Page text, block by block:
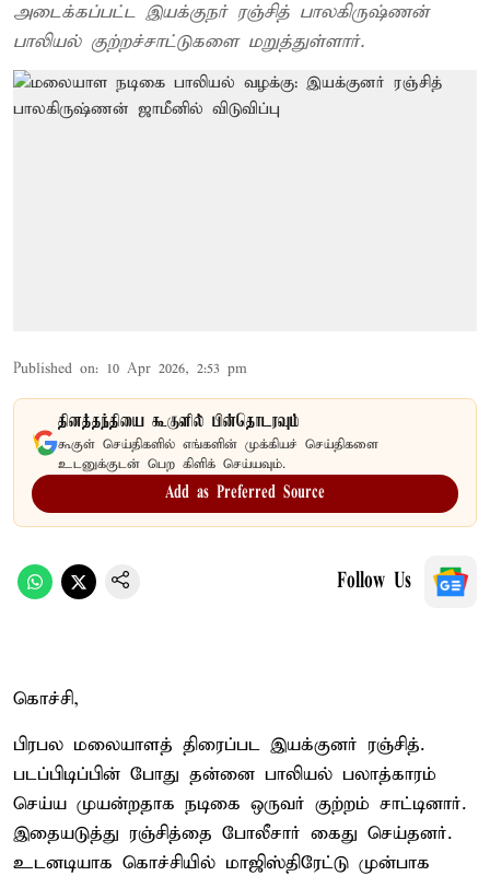
அடைக்கப்பட்ட இயக்குநர் ரஞ்சித் பாலகிருஷ்ணன்
பாலியல் குற்றச்சாட்டுகளை மறுத்துள்ளார்.
Published on: 10 Apr 2026, 2:53 pm
தினத்தந்தியை கூகுளில் பின்தொடரவும்
கூகுள் செய்திகளில் எங்களின் முக்கியச் செய்திகளை
உடனுக்குடன் பெற கிளிக் செய்யவும்.
Add as Preferred Source
Follow Us
கொச்சி,
பிரபல மலையாளத் திரைப்பட இயக்குனர் ரஞ்சித்.
படப்பிடிப்பின் போது தன்னை பாலியல் பலாத்காரம்
செய்ய முயன்றதாக நடிகை ஒருவர் குற்றம் சாட்டினார்.
இதையடுத்து ரஞ்சித்தை போலீசார் கைது செய்தனர்.
உடனடியாக கொச்சியில் மாஜிஸ்திரேட்டு முன்பாக